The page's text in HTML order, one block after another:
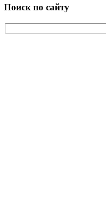
Поиск по сайту